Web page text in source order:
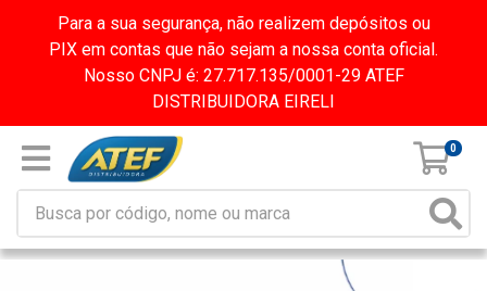
Para a sua segurança, não realizem depósitos ou
PIX em contas que não sejam a nossa conta oficial.
Nosso CNPJ é: 27.717.135/0001-29 ATEF
DISTRIBUIDORA EIRELI
0